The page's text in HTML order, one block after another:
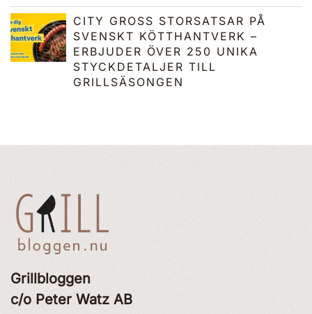
CITY GROSS STORSATSAR PÅ
SVENSKT KÖTTHANTVERK –
ERBJUDER ÖVER 250 UNIKA
STYCKDETALJER TILL
GRILLSÄSONGEN
Grillbloggen
c/o Peter Watz AB